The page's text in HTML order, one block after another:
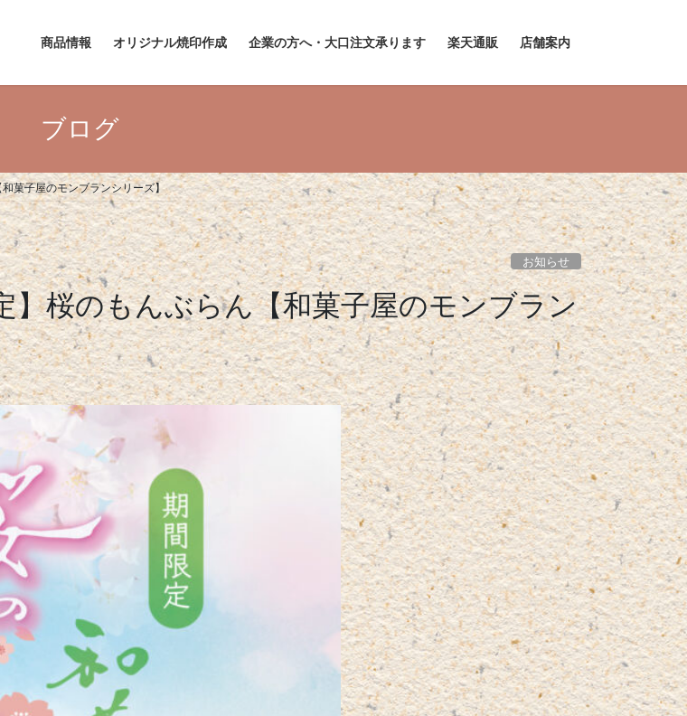
商品情報 オリジナル焼印作成 企業の方へ・大口注文承ります 楽天通販 店舗案内
ブログ
菓子屋のモンブランシリーズ】
お知らせ
】桜のもんぶらん【和菓子屋のモンブラン